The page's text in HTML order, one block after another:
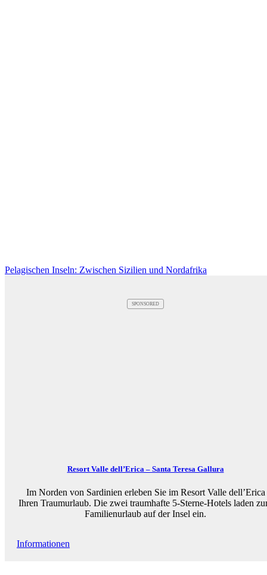
Pelagischen Inseln: Zwischen Sizilien und Nordafrika
SPONSORED
Resort Valle dell’Erica – Santa Teresa Gallura
Im Norden von Sardinien erleben Sie im Resort Valle dell’Erica
Ihren Traumurlaub. Die zwei traumhafte 5-Sterne-Hotels laden
Familienurlaub auf der Insel ein.
Informationen